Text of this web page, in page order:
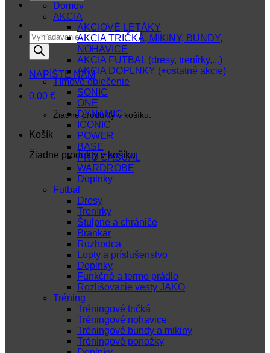
Products
search
NAPÍŠTE NÁM
0,00 €
Žiadne produkty v košíku.
Košík
Žiadne produkty v košíku.
Domov
AKCIA
AKCIOVÉ LETÁKY
AKCIA TRIČKÁ, MIKINY, BUNDY,
NOHAVICE
AKCIA FUTBAL (dresy, trenírky,...)
AKCIA DOPLNKY (+ostatné akcie)
Tímové oblečenie
SONIC
ONE
DYNAMIC
ICONIC
POWER
BASE
PRO CASUAL
WARDROBE
Doplnky
Futbal
Dresy
Trenírky
Štulpne a chrániče
Brankár
Rozhodca
Lopty a príslušenstvo
Doplnky
Funkčné a termo prádlo
Rozlišovacie vesty JAKO
Tréning
Tréningové tričká
Tréningové nohavice
Tréningové bundy a mikiny
Tréningové ponožky